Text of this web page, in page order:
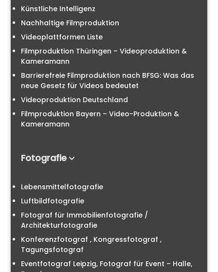
Künstliche Intelligenz
Nachhaltige Filmproduktion
Videoplattformen Liste
Filmproduktion Thüringen – Videoproduktion &
Kameramann
Barrierefreie Filmproduktion nach BFSG: Was das
neue Gesetz für Videos bedeutet
Videoproduktion Deutschland
Filmproduktion Bayern – Video-Produktion &
Kameramann
Fotografie
Lebensmittelfotografie
Luftbildfotografie
Fotograf für Immobilienfotografie /
Architekturfotografie
Konferenzfotograf , Kongressfotograf ,
Tagungsfotograf
Eventfotograf Leipzig, Fotograf für Event – Halle,